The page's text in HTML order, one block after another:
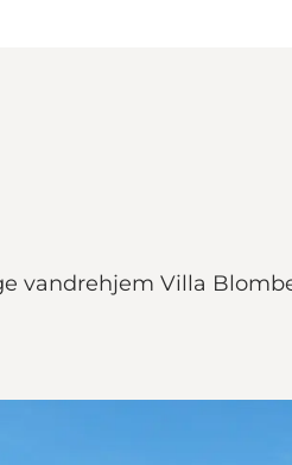
vandrehjem Villa